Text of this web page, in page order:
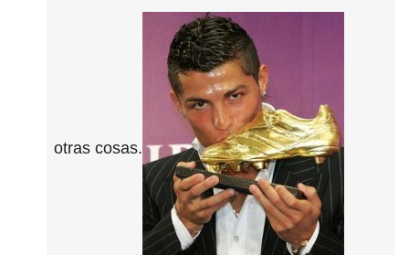
otras cosas.